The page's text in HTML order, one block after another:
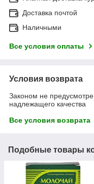
Доставка почтой
Наличными
Все условия оплаты
Условия возврата
Законом не
надлежащего качества
Все условия возврата
Подобные товары